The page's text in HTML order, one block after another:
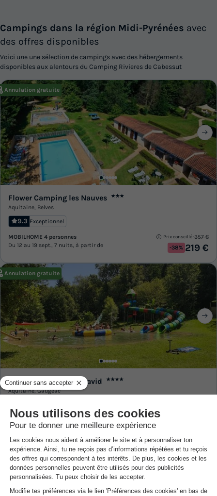
Campings dans la région Midi-Pyrénées avec
des offres disponibles
Voici une une sélection de campings avec des hébergements
disponibles aux alentours du Camping Rivieres de Cabessut
Annulation gratuite
Flower Camping les Nauves ★★★
Aquitaine Belves
9.3 Exceptionnel
MOBILHOME 4 personnes
Du 12 au 19 sept., 7 nuits, à partir de
Prix conseillé :357 €
-38% 219 €
Annulation gratuite
Camping Moulin de David ★★★★
Aquitaine,Gaugeac
Du 12 au 19 sept., 7 nuits, à partir de
Exclusivité